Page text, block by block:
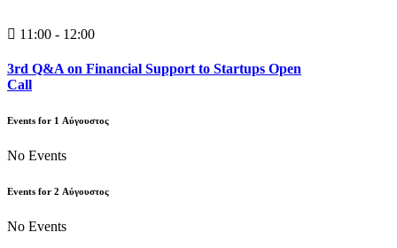
11:00 - 12:00
3rd Q&A on Financial Support to Startups Open
Call
Events for 1 Αύγουστος
No Events
Events for 2 Αύγουστος
No Events